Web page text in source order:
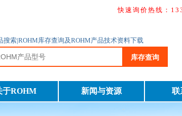
快速询价热线：
搜索|ROHM库存查询及ROHM产品技术资料下载
库存查询
于ROHM 新闻与资源 联